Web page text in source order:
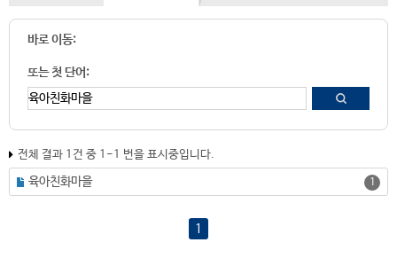
바로 이동:
또는 첫 단어:
전체 결과 1건 중 1-1 번을 표시중입니다.
육아친화마을 1
1